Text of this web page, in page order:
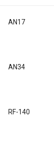
AN17
AN34
RF-140